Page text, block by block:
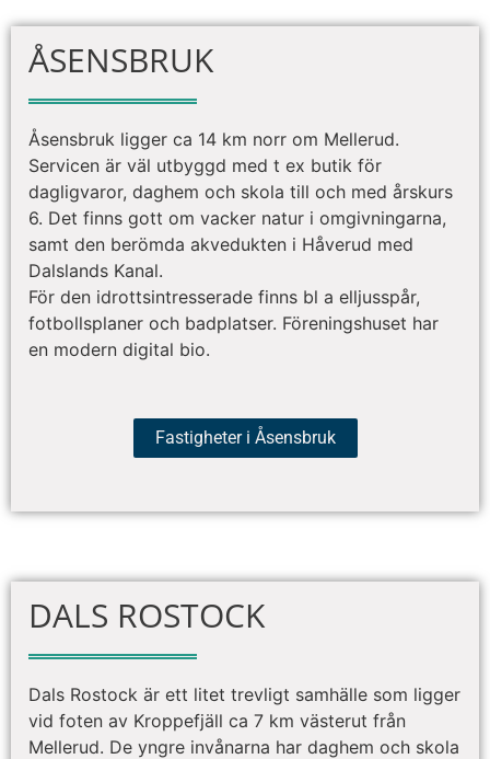
ÅSENSBRUK
Åsensbruk ligger ca 14 km norr om Mellerud.
Servicen är väl utbyggd med t ex butik för
dagligvaror, daghem och skola till och med årskurs
6. Det finns gott om vacker natur i omgivningarna,
samt den berömda akvedukten i Håverud med
Dalslands Kanal.
För den idrottsintresserade finns bl a elljusspår,
fotbollsplaner och badplatser. Föreningshuset har
en modern digital bio.
Fastigheter i Åsensbruk
DALS ROSTOCK
Dals Rostock är ett litet trevligt samhälle som ligger
vid foten av Kroppefjäll ca 7 km västerut från
Mellerud. De yngre invånarna har daghem och skola